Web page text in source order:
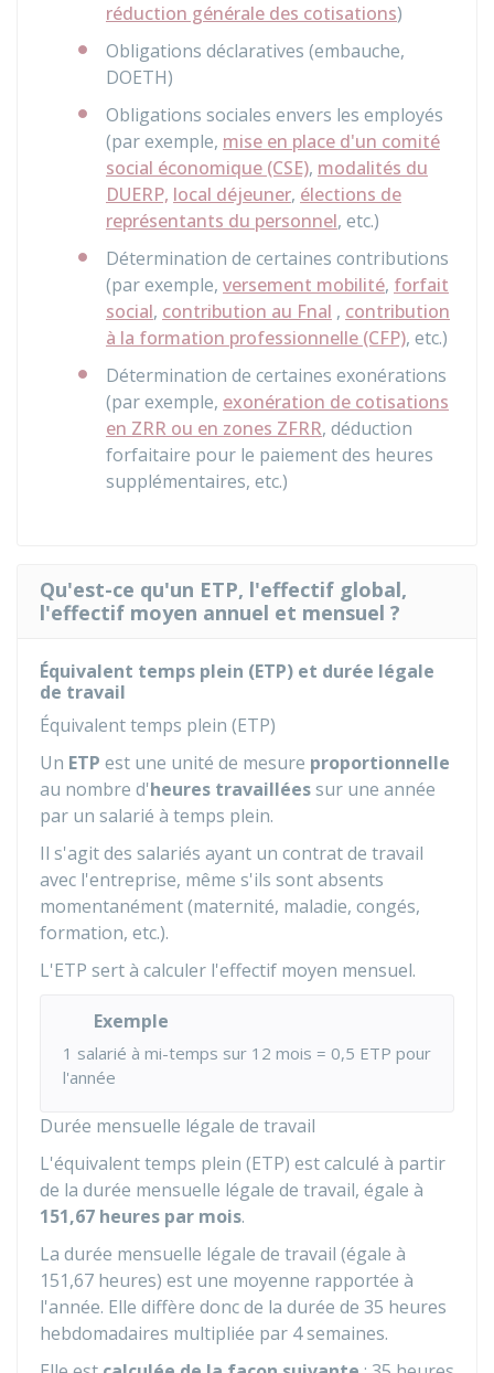
réduction générale des cotisations)
Obligations déclaratives (embauche,
DOETH)
Obligations sociales envers les employés
(par exemple, mise en place d'un comité
social économique (CSE), modalités du
DUERP, local déjeuner, élections de
représentants du personnel, etc.)
Détermination de certaines contributions
(par exemple, versement mobilité, forfait
social, contribution au Fnal , contribution
à la formation professionnelle (CFP), etc.)
Détermination de certaines exonérations
(par exemple, exonération de cotisations
en ZRR ou en zones ZFRR, déduction
forfaitaire pour le paiement des heures
supplémentaires, etc.)
Qu'est-ce qu'un ETP, l'effectif global,
l'effectif moyen annuel et mensuel ?
Équivalent temps plein (ETP) et durée légale
de travail
Équivalent temps plein (ETP)
Un ETP est une unité de mesure proportionnelle
au nombre d'heures travailléessur une année
par un salarié à temps plein.
Il s'agit des salariés ayant un contrat de travail
avec l'entreprise, même s'ils sont absents
momentanément (maternité, maladie, congés,
formation, etc.).
L'ETP sert à calculer l'effectif moyen mensuel.
Exemple
1 salarié à mi-temps sur 12 mois = 0,5 ETP pour
l'année
Durée mensuelle légale de travail
L'équivalent temps plein (ETP) est calculé à partir
de la durée mensuelle légale de travail, égale à
151,67 heures par mois.
La durée mensuelle légale de travail (égale à
151,67 heures) est une moyenne rapportée à
l'année. Elle diffère donc de la durée de 35 heures
hebdomadaires multipliée par 4 semaines.